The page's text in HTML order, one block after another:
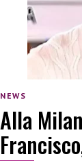
NEWS
Alla